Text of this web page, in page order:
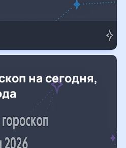
на сегодня,